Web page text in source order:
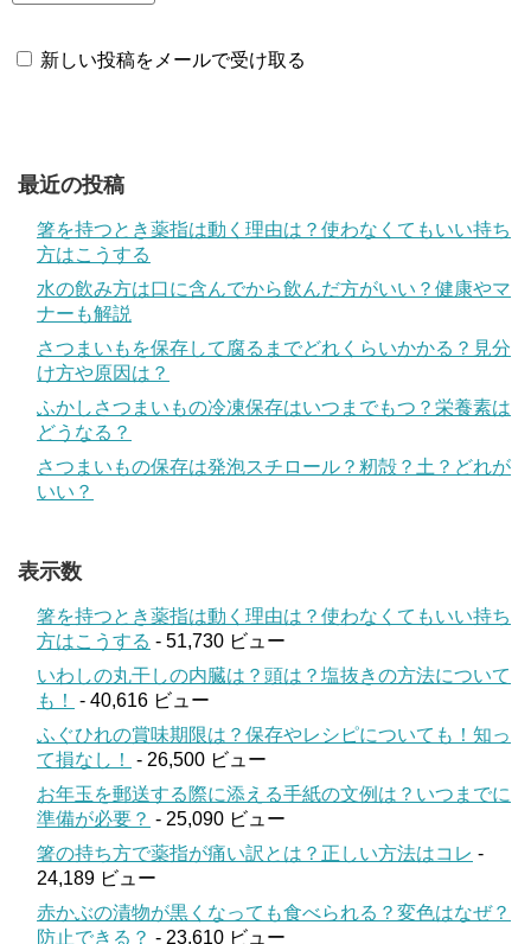
新しい投稿をメールで受け取る
最近の投稿
箸を持つとき薬指は動く理由は？使わなくてもいい持ち
方はこうする
水の飲み方は口に含んでから飲んだ方がいい？健康やマ
ナーも解説
さつまいもを保存して腐るまでどれくらいかかる？見分
け方や原因は？
ふかしさつまいもの冷凍保存はいつまでもつ？栄養素は
どうなる？
さつまいもの保存は発泡スチロール？籾殻？土？どれが
いい？
表示数
箸を持つとき薬指は動く理由は？使わなくてもいい持ち
方はこうする - 51,730 ビュー
いわしの丸干しの内臓は？頭は？塩抜きの方法について
も！
- 40,616 ビュー
ふぐひれの賞味期限は？保存やレシピについても！知っ
て損なし！
- 26,500 ビュー
お年玉を郵送する際に添える手紙の文例は？いつまでに
準備が必要？ - 25,090 ビュー
箸の持ち方で薬指が痛い訳とは？正しい方法はコレ -
24,189 ビュー
赤かぶの漬物が黒くなっても食べられる？変色はなぜ？
防止できる？ - 23,610 ビュー